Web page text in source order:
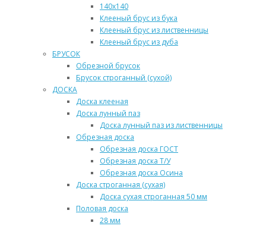
140х140
Клееный брус из бука
Клееный брус из лиственницы
Клееный брус из дуба
БРУСОК
Обрезной брусок
Брусок строганный (сухой)
ДОСКА
Доска клееная
Доска лунный паз
Доска лунный паз из лиственницы
Обрезная доска
Обрезная доска ГОСТ
Обрезная доска Т/У
Обрезная доска Осина
Доска строганная (сухая)
Доска сухая строганная 50 мм
Половая доска
28 мм